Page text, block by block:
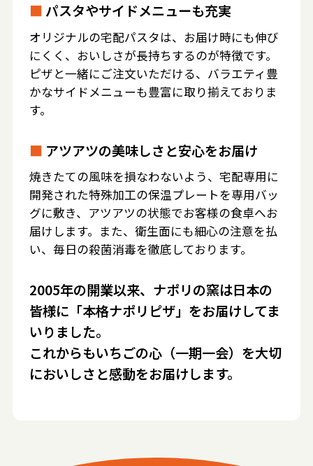
■ パスタやサイドメニューも充実
オリジナルの宅配パスタは、お届け時にも伸び
にくく、おいしさが長持ちするのが特徴です。
ピザと一緒にご注文いただける、バラエティ豊
かなサイドメニューも豊富に取り揃えておりま
す。
■ アツアツの美味しさと安心をお届け
焼きたての風味を損なわないよう、宅配専用に
開発された特殊加工の保温プレートを専用バッ
グに敷き、アツアツの状態でお客様の食卓へお
届けします。また、衛生面にも細心の注意を払
い、毎日の殺菌消毒を徹底しております。
2005年の開業以来、ナポリの窯は日本の
皆様に「本格ナポリピザ」をお届けしてま
いりました。
これからもいちごの心（一期一会）を大切
においしさと感動をお届けします。